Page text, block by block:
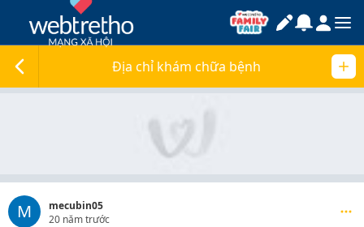
Địa chỉ khám chữa bệnh
M
mecubin05
20 năm trước